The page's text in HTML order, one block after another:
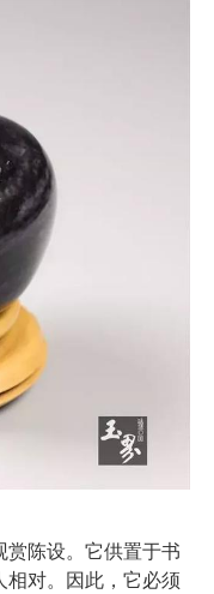
赏陈设。它供置于书
相对。因此，它必须